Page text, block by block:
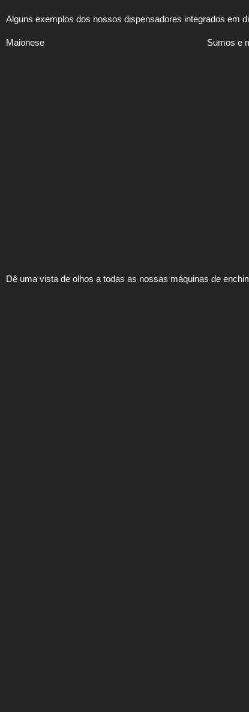
Alguns exemplos dos nossos dispensadores integrados em
Maionese Sumos e
Dê uma vista de olhos a todas as nossas máquinas de